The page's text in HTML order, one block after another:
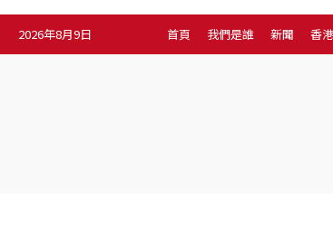
2026年8月9日 首頁 我們是誰 新聞 香港